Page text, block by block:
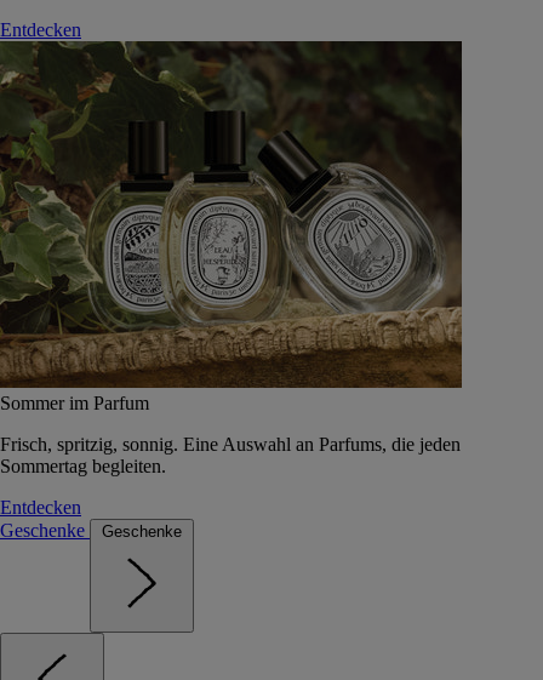
Entdecken
Sommer im Parfum
Frisch, spritzig, sonnig. Eine Auswahl an Parfums, die jeden
Sommertag begleiten.
Entdecken
Geschenke
Geschenke